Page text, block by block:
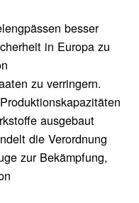
besser
in Europa zu
zu verringern.
ausgebaut
die Verordnung
zur Bekämpfung,